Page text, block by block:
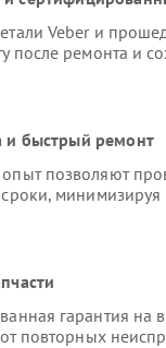
Veber и
после ремонта и
и быстрый ремонт
позволяют
минимизируя
гарантия
повторных